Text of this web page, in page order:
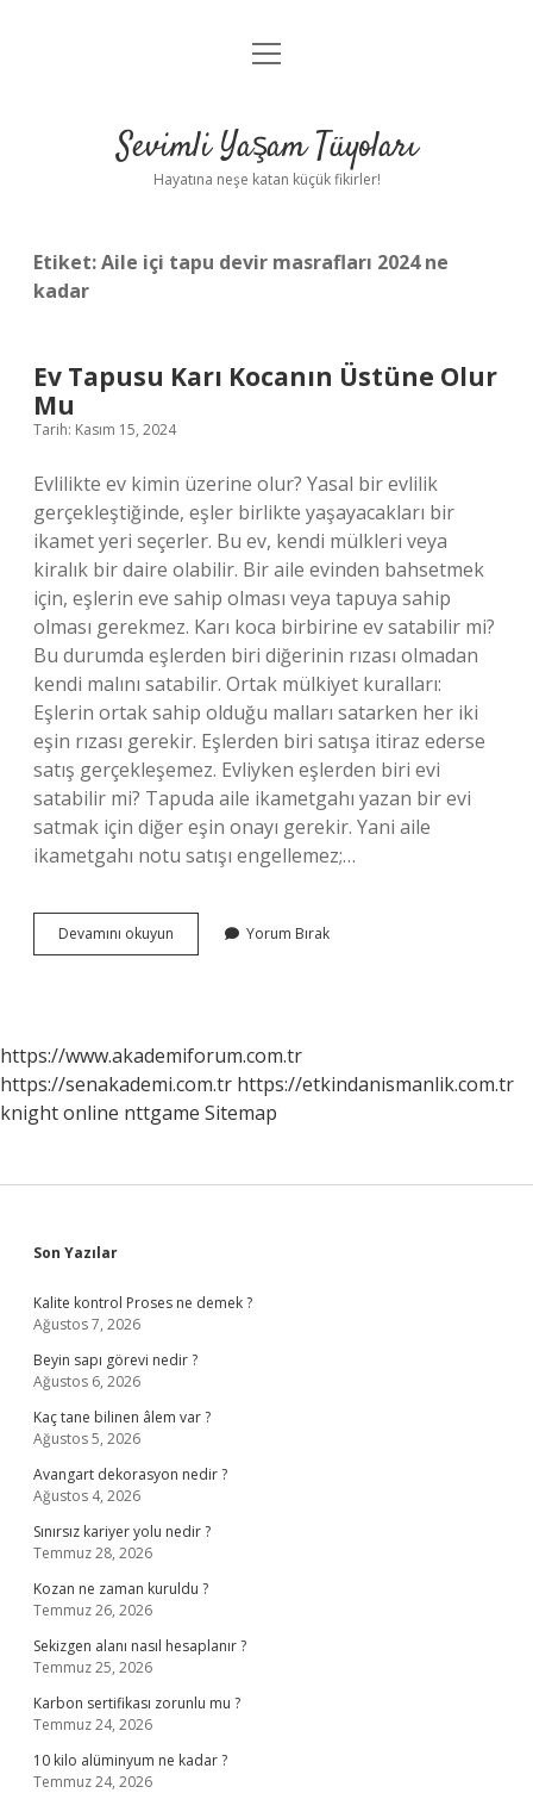
Anasayfa
Yasal Uyarı
menüyü
Sevimli Yaşam Tüyoları
Hayatına neşe katan küçük fikirler!
Etiket:Aile içi tapu devir masrafları 2024 ne
kadar
Ev Tapusu Karı Kocanın Üstüne Olur
Mu
Tarih: Kasım 15, 2024
Evlilikte ev kimin üzerine olur? Yasal bir evlilik
gerçekleştiğinde, eşler birlikte yaşayacakları bir
ikamet yeri seçerler. Bu ev, kendi mülkleri veya
kiralık bir daire olabilir. Bir aile evinden bahsetmek
için, eşlerin eve sahip olması veya tapuya sahip
olması gerekmez. Karı koca birbirine ev satabilir mi?
Bu durumda eşlerden biri diğerinin rızası olmadan
kendi malını satabilir. Ortak mülkiyet kuralları:
Eşlerin ortak sahip olduğu malları satarken her iki
eşin rızası gerekir. Eşlerden biri satışa itiraz ederse
satış gerçekleşemez. Evliyken eşlerden biri evi
satabilir mi? Tapuda aile ikametgahı yazan bir evi
satmak için diğer eşin onayı gerekir. Yani aile
ikametgahı notu satışı engellemez;…
Devamını okuyun
Tapusu
Mu
Yorum Bırak
https://www.akademiforum.com.tr
https://senakademi.com.tr https://etkindanismanlik.com.tr
knight online nttgame Sitemap
Sidebar
Son Yazılar
Kalite kontrol Proses ne demek ?
Ağustos 7, 2026
Beyin sapı görevi nedir ?
Ağustos 6, 2026
Kaç tane bilinen âlem var ?
Ağustos 5, 2026
Avangart dekorasyon nedir ?
Ağustos 4, 2026
Sınırsız kariyer yolu nedir ?
Temmuz 28, 2026
Kozan ne zaman kuruldu ?
Temmuz 26, 2026
Sekizgen alanı nasıl hesaplanır ?
Temmuz 25, 2026
Karbon sertifikası zorunlu mu ?
Temmuz 24, 2026
10 kilo alüminyum ne kadar ?
Temmuz 24, 2026